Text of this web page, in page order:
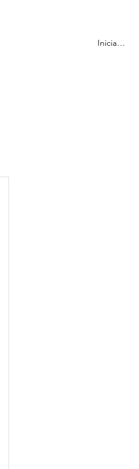
Iniciar